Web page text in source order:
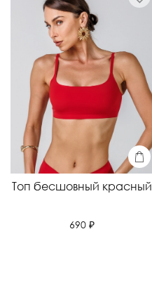
Топ бесшовный красный
690 ₽